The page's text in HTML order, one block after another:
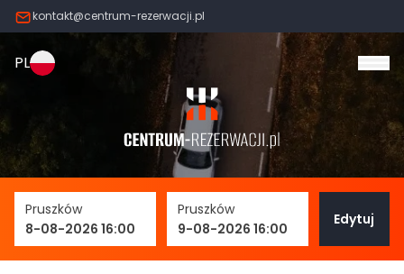
kontakt@centrum-rezerwacji.pl
PL
Pruszków
8-08-2026 16:00
Pruszków
9-08-2026 16:00
Edytuj